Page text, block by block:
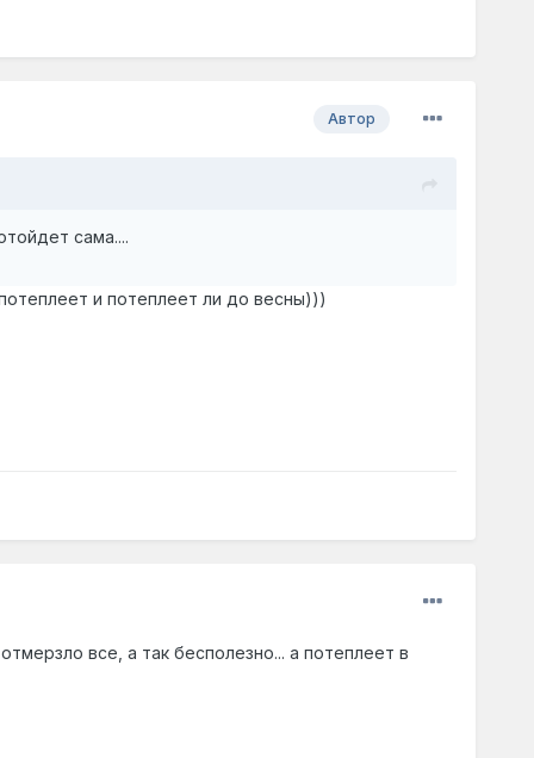
Автор
сама....
и потеплеет ли до весны)))
все, а так бесполезно... а потеплеет в